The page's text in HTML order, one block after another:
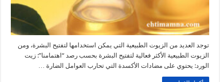
توجد العديد من الزيوت الطبيعية التي يمكن استخدامها لتفتيح البشرة، ومن
الزيوت الطبيعية الأكثر فعالية لتفتيح البشرة بحسب رصد “اهتمامنا”: زيت
الورد: يحتوي على مضادات الأكسدة التي تحارب العوامل الضارة …